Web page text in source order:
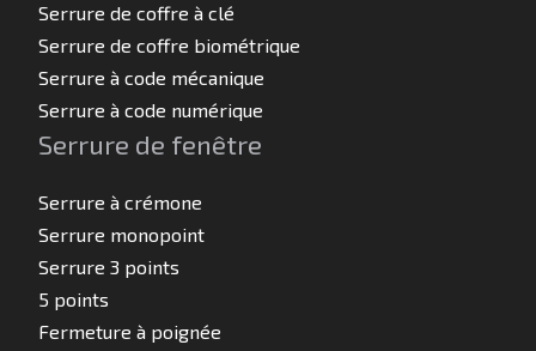
Serrure de coffre à clé
Serrure de coffre biométrique
Serrure à code mécanique
Serrure à code numérique
Serrure de fenêtre
Serrure à crémone
Serrure monopoint
Serrure 3 points
5 points
Fermeture à poignée